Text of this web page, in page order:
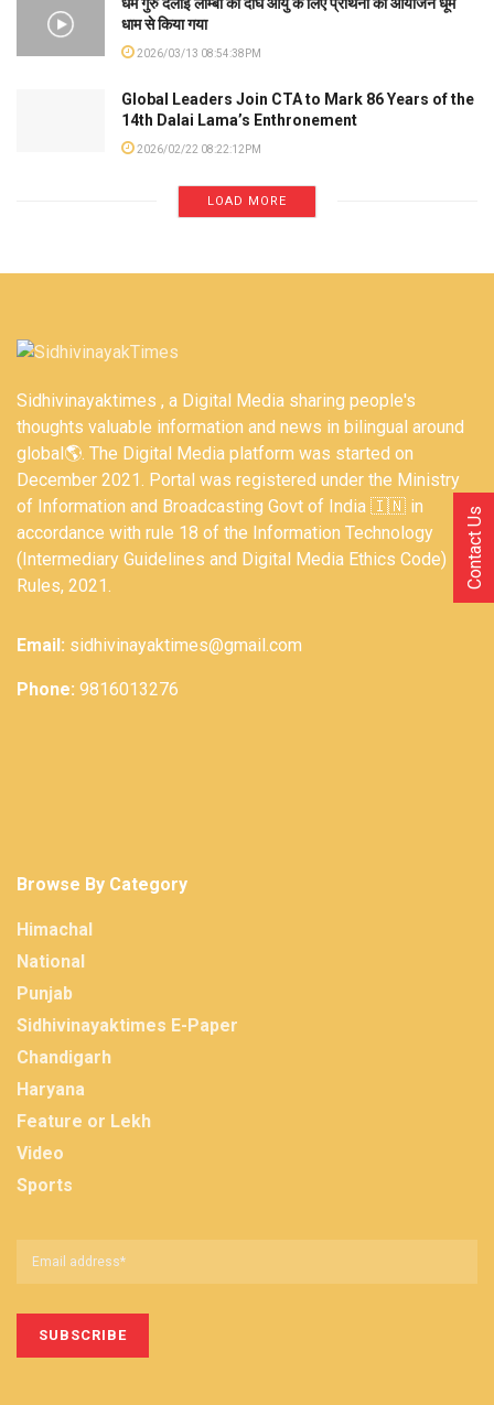
धाम से किया गया
2026/03/13 08:54:38PM
Global Leaders Join CTA to Mark 86 Years of the
14th Dalai Lama’s Enthronement
2026/02/22 08:22:12PM
LOAD MORE
Sidhivinayaktimes , a Digital Media sharing people's
thoughts valuable information and news in bilingual around
global🌎. The Digital Media platform was started on
December 2021. Portal was registered under the Ministry
of Information and Broadcasting Govt of India 🇮🇳 in
accordance with rule 18 of the Information Technology
(Intermediary Guidelines and Digital Media Ethics Code)
Rules, 2021.
Email: sidhivinayaktimes@gmail.com
Phone: 9816013276
Browse By Category
Himachal
National
Punjab
Sidhivinayaktimes E-Paper
Chandigarh
Haryana
Feature or Lekh
Video
Sports
Contact Us